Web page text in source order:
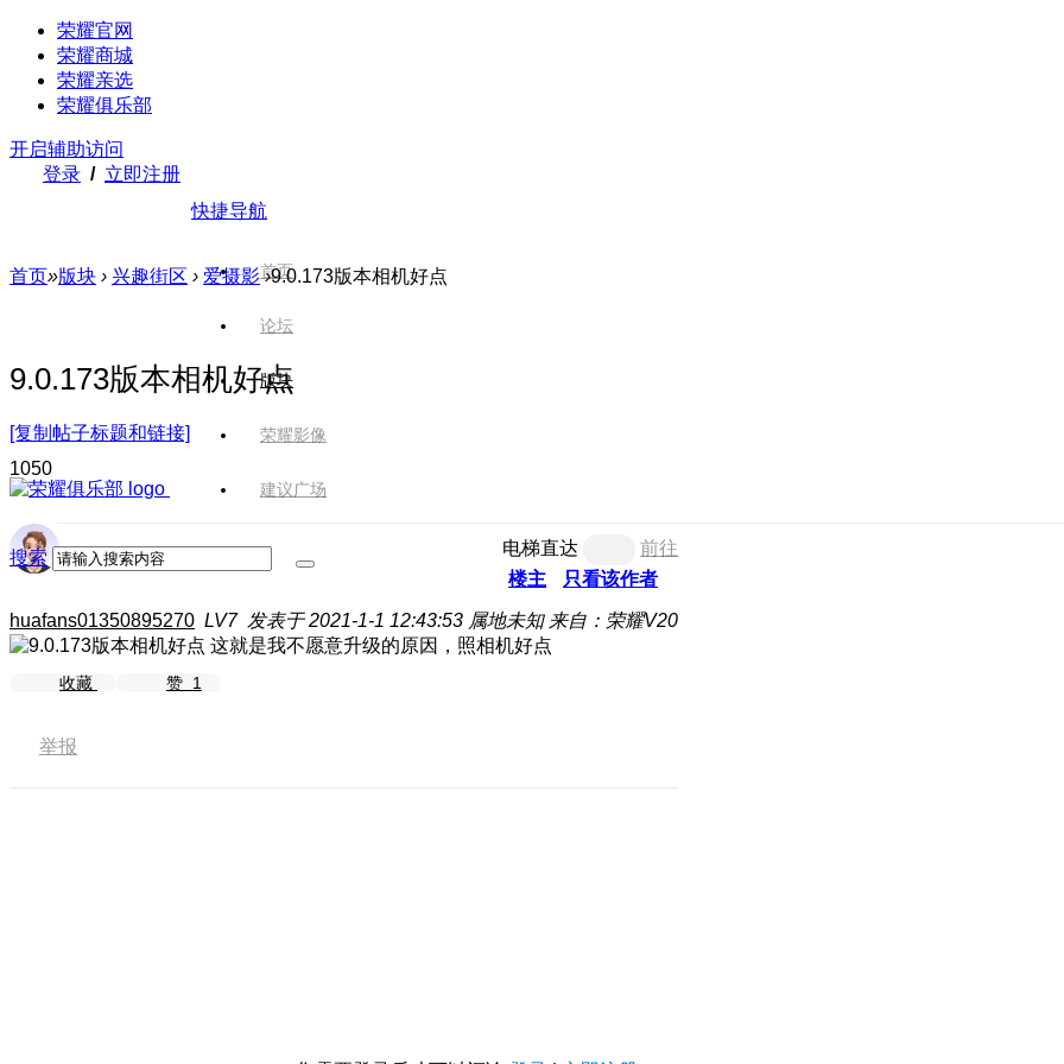
荣耀官网
荣耀商城
荣耀亲选
荣耀俱乐部
开启辅助访问
登录 / 立即注册
快捷导航
首页
论坛
版块
荣耀影像
建议广场
搜索
首页»版块 › 兴趣街区 › 爱摄影 ›9.0.173版本相机好点
9.0.173版本相机好点
[复制帖子标题和链接]
1050
电梯直达
前往
楼主
只看该作者
huafans01350895270 LV7 发表于 2021-1-1 12:43:53 属地未知 来自：荣耀V20
这就是我不愿意升级的原因，照相机好点
收藏 赞 1
举报